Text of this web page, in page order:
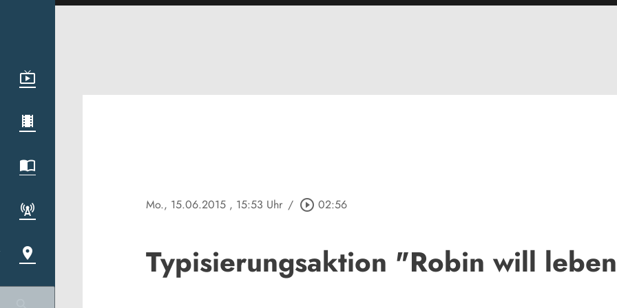
Mo., 15.06.2015 , 15:53 Uhr / play_circle_outline 02:56
Typisierungsaktion "Robin will